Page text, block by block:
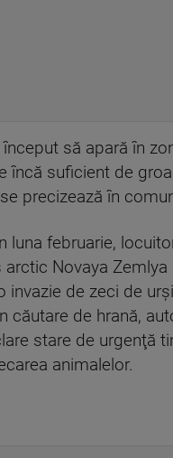
să apară în
încă suficient de
precizează în
luna februarie,
arctic Novaya Zemlya
invazie de zeci de
căutare de hrană,
stare de urgenţă
animalelor.